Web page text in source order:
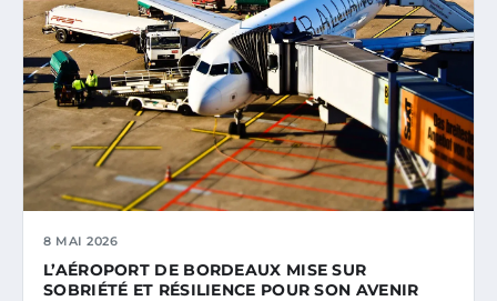
8 MAI 2026
L’AÉROPORT DE BORDEAUX MISE SUR
SOBRIÉTÉ ET RÉSILIENCE POUR SON AVENIR